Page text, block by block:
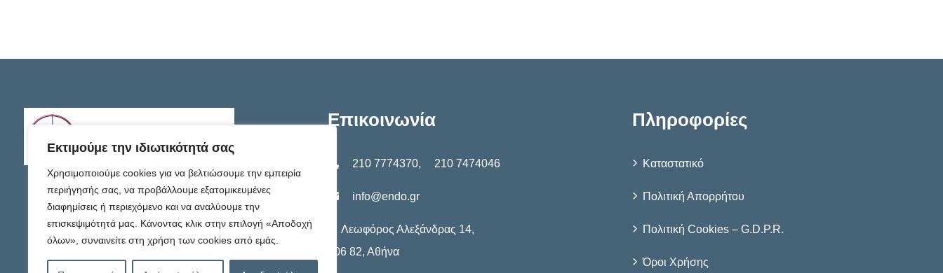
Εκτιμούμε την ιδιωτικότητά σας
Χρησιμοποιούμε cookies για να βελτιώσουμε την εμπειρία
περιήγησής σας, να προβάλλουμε εξατομικευμένες
διαφημίσεις ή περιεχόμενο και να αναλύουμε την
επισκεψιμότητά μας. Κάνοντας κλικ στην επιλογή «Αποδοχή
όλων», συναινείτε στη χρήση των cookies από εμάς.
Επικοινωνία
210 7774370, 210 7474046
info@endo.gr
Λεωφόρος Αλεξάνδρας 14,
106 82, Αθήνα
Πληροφορίες
Καταστατικό
Πολιτική Απορρήτου
Πολιτική Cookies – G.D.P.R.
Όροι Χρήσης